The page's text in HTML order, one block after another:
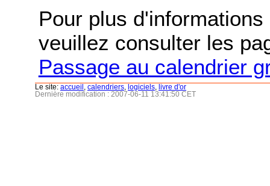
Pour plus
veuillez consulter les
Passage au calendrier
Le site: accueil calendriers logiciels
livre d'or
Dernière modification : 2007-06-11 13:41:50 CET